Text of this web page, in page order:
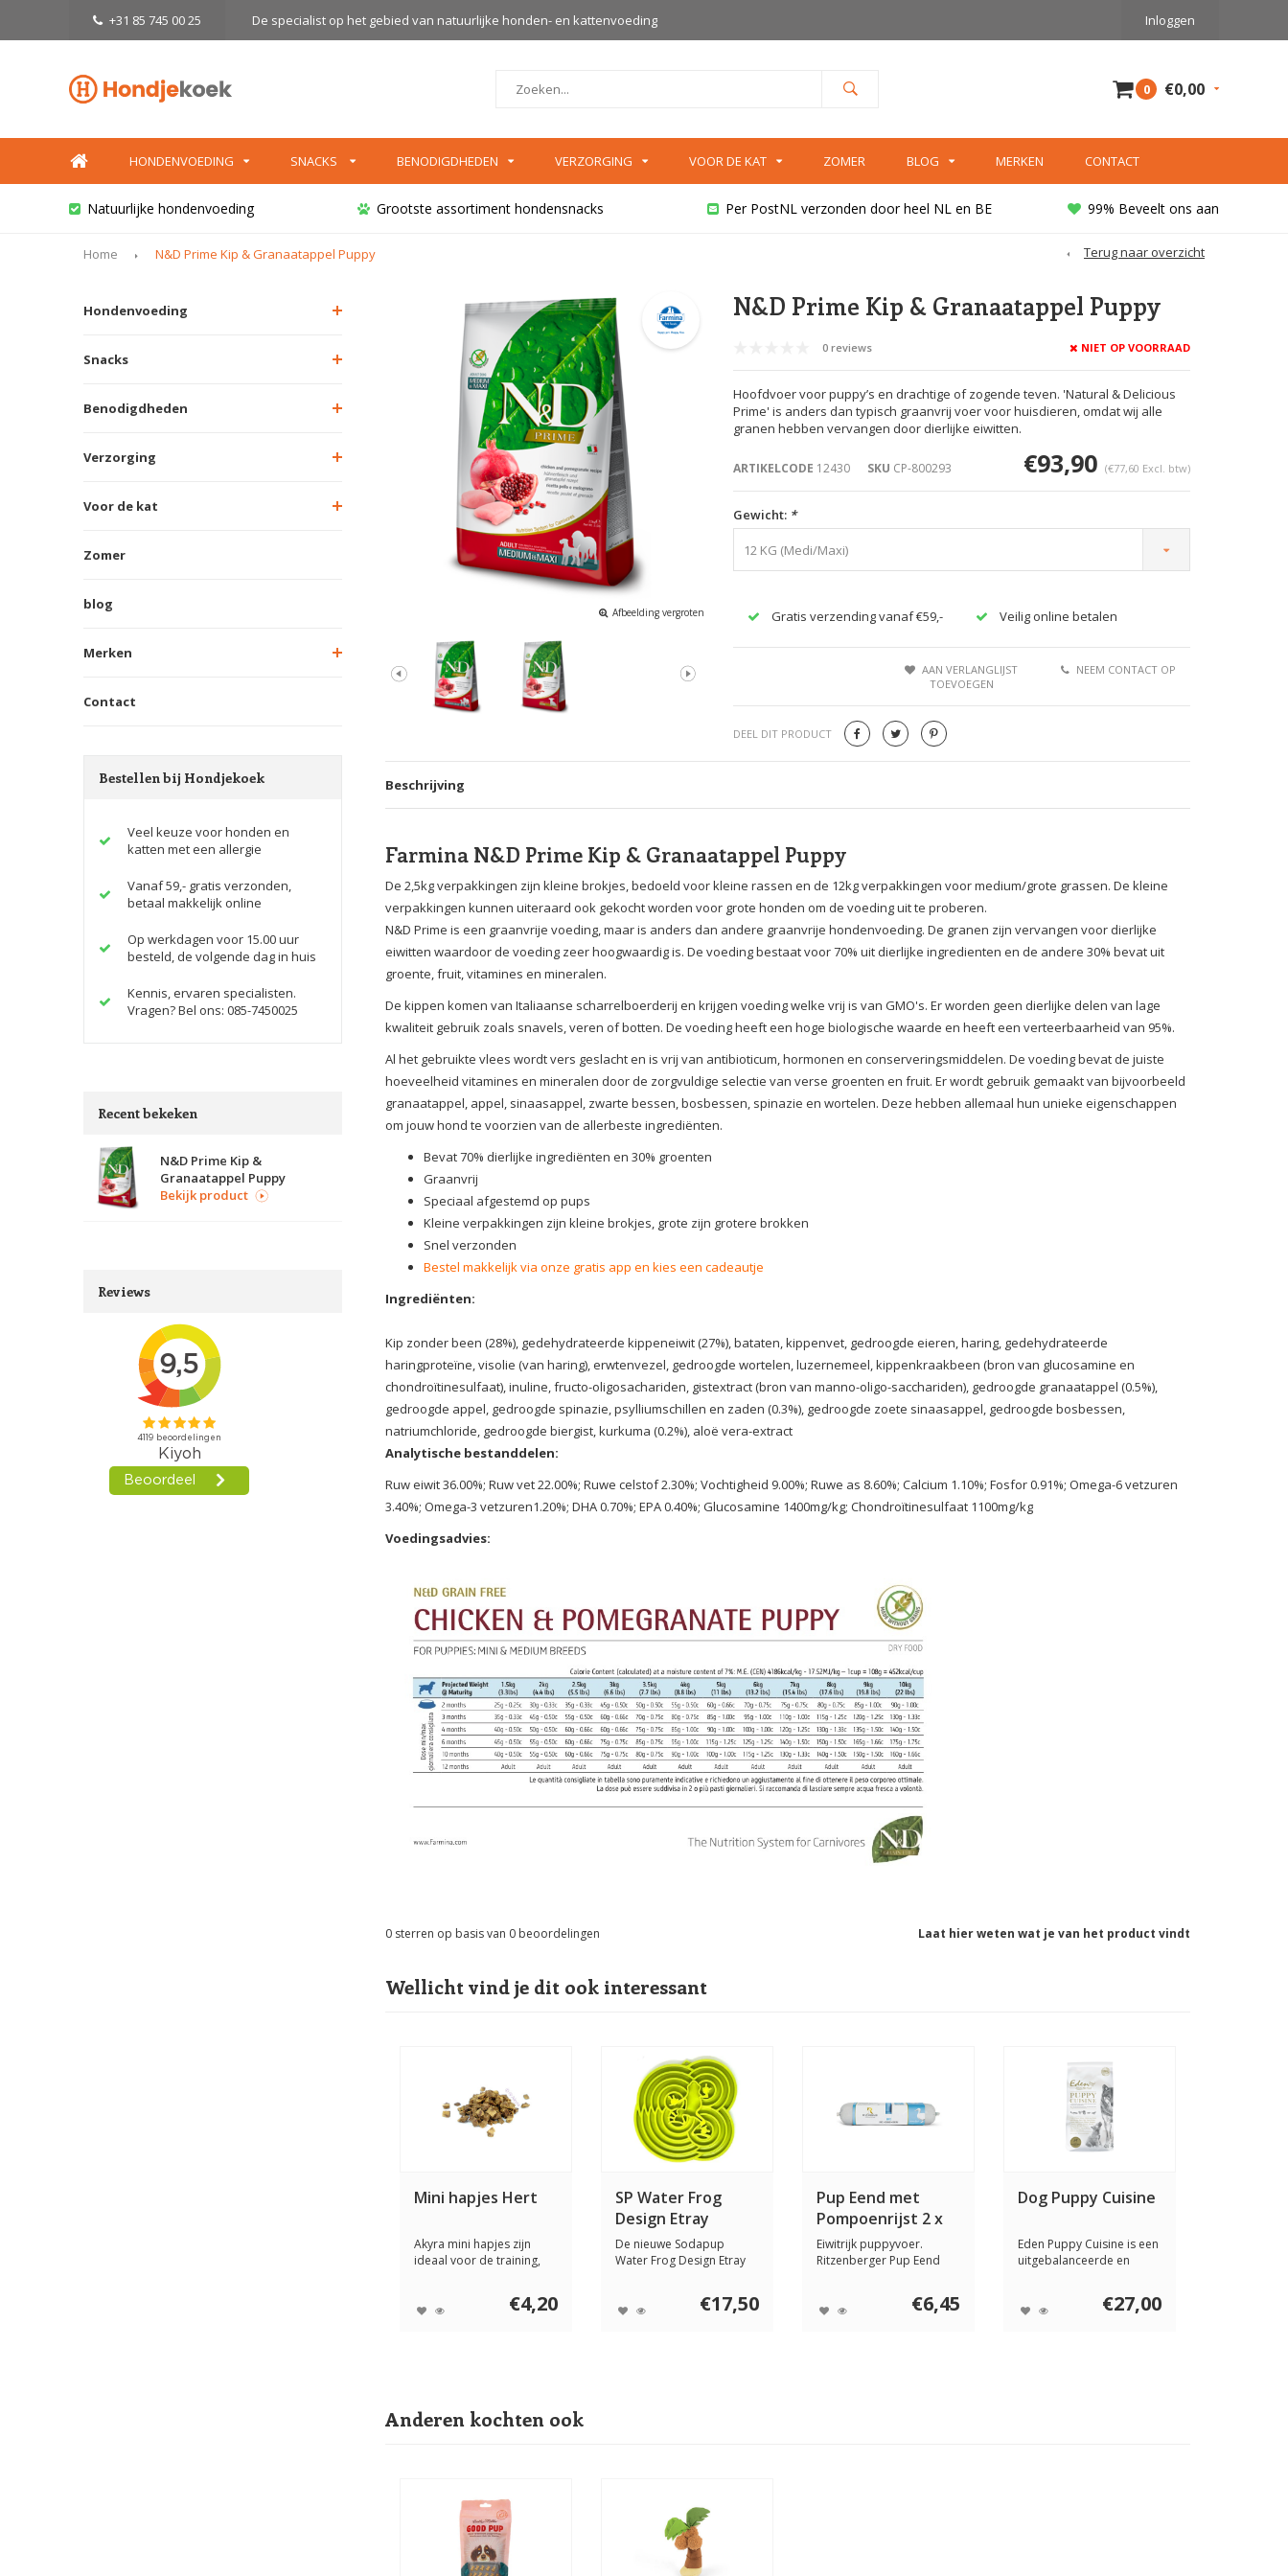
+31 85 745 00 25 De specialist op het gebied van natuurlijke honden- en kattenvoeding Inloggen
0 €0,00
HONDENVOEDING SNACKS BENODIGDHEDEN VERZORGING VOOR DE KAT ZOMER BLOG MERKEN CONTACT
Natuurlijke hondenvoeding Grootste assortiment hondensnacks Per PostNL verzonden door heel NL en BE 99% Beveelt ons aan
Home N&D Prime Kip & Granaatappel Puppy Terug naar overzicht
Hondenvoeding
Snacks
Benodigdheden
Verzorging
Voor de kat
Zomer
blog
Merken
Contact
Bestellen bij Hondjekoek
Veel keuze voor honden en
katten met een allergie
Vanaf 59,- gratis verzonden,
betaal makkelijk online
Op werkdagen voor 15.00 uur
besteld, de volgende dag in huis
Kennis, ervaren specialisten.
Vragen? Bel ons: 085-7450025
Recent bekeken
N&D Prime Kip &
Granaatappel Puppy
Bekijk product
Reviews
Afbeelding vergroten Afbeelding vergroten
N&D Prime Kip & Granaatappel Puppy
0 reviews NIET OP VOORRAAD
Hoofdvoer voor puppy’s en drachtige of zogende teven. 'Natural & Delicious
Prime' is anders dan typisch graanvrij voer voor huisdieren, omdat wij alle
granen hebben vervangen door dierlijke eiwitten.
ARTIKELCODE 12430 SKU CP-800293 €93,90 (€77,60 Excl. btw)
Gewicht: *
12 KG (Medi/Maxi)
Gratis verzending vanaf €59,- Veilig online betalen
AAN VERLANGLIJST
TOEVOEGEN
NEEM CONTACT OP
DEEL DIT PRODUCT
Beschrijving
Farmina N&D Prime Kip & Granaatappel Puppy
De 2,5kg verpakkingen zijn kleine brokjes, bedoeld voor kleine rassen en de 12kg verpakkingen voor medium/grote grassen. De kleine
verpakkingen kunnen uiteraard ook gekocht worden voor grote honden om de voeding uit te proberen.
N&D Prime is een graanvrije voeding, maar is anders dan andere graanvrije hondenvoeding. De granen zijn vervangen voor dierlijke
eiwitten waardoor de voeding zeer hoogwaardig is. De voeding bestaat voor 70% uit dierlijke ingredienten en de andere 30% bevat uit
groente, fruit, vitamines en mineralen.
De kippen komen van Italiaanse scharrelboerderij en krijgen voeding welke vrij is van GMO's. Er worden geen dierlijke delen van lage
kwaliteit gebruik zoals snavels, veren of botten. De voeding heeft een hoge biologische waarde en heeft een verteerbaarheid van 95%.
Al het gebruikte vlees wordt vers geslacht en is vrij van antibioticum, hormonen en conserveringsmiddelen. De voeding bevat de juiste
hoeveelheid vitamines en mineralen door de zorgvuldige selectie van verse groenten en fruit. Er wordt gebruik gemaakt van bijvoorbeeld
granaatappel, appel, sinaasappel, zwarte bessen, bosbessen, spinazie en wortelen. Deze hebben allemaal hun unieke eigenschappen
om jouw hond te voorzien van de allerbeste ingrediënten.
Bevat 70% dierlijke ingrediënten en 30% groenten
Graanvrij
Speciaal afgestemd op pups
Kleine verpakkingen zijn kleine brokjes, grote zijn grotere brokken
Snel verzonden
Bestel makkelijk via onze gratis app en kies een cadeautje
Ingrediënten:
Kip zonder been (28%), gedehydrateerde kippeneiwit (27%), bataten, kippenvet, gedroogde eieren, haring, gedehydrateerde
haringproteïne, visolie (van haring), erwtenvezel, gedroogde wortelen, luzernemeel, kippenkraakbeen (bron van glucosamine en
chondroïtinesulfaat), inuline, fructo-oligosachariden, gistextract (bron van manno-oligo-sacchariden), gedroogde granaatappel (0.5%),
gedroogde appel, gedroogde spinazie, psylliumschillen en zaden (0.3%), gedroogde zoete sinaasappel, gedroogde bosbessen,
natriumchloride, gedroogde biergist, kurkuma (0.2%), aloë vera-extract
Analytische bestanddelen:
Ruw eiwit 36.00%; Ruw vet 22.00%; Ruwe celstof 2.30%; Vochtigheid 9.00%; Ruwe as 8.60%; Calcium 1.10%; Fosfor 0.91%; Omega-6 vetzuren
3.40%; Omega-3 vetzuren1.20%; DHA 0.70%; EPA 0.40%; Glucosamine 1400mg/kg; Chondroïtinesulfaat 1100mg/kg
Voedingsadvies:
Laat hier weten wat je van het product vindt
0 sterren op basis van 0 beoordelingen
Wellicht vind je dit ook interessant
Mini hapjes Hert
Akyra mini hapjes zijn
ideaal voor de training,
€4,20
SP Water Frog
Design Etray
De nieuwe Sodapup
Water Frog Design Etray
€17,50
Pup Eend met
Pompoenrijst 2 x
400 gram
Eiwitrijk puppyvoer.
Ritzenberger Pup Eend
€6,45
Dog Puppy Cuisine
Eden Puppy Cuisine is een
uitgebalanceerde en
€27,00
Anderen kochten ook